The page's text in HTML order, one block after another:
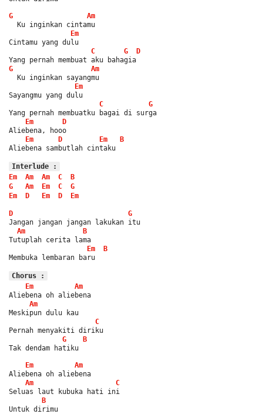
G
Am
  Ku inginkan cintamu
Em
Cintamu yang dulu
C
G
D
Yang pernah membuat aku bahagia
G
Am
  Ku inginkan sayangmu
Em
Sayangmu yang dulu
C
G
Yang pernah membuatku bagai di surga
Em
D
Aliebena, hooo
Em
D Em
B
Aliebena sambutlah cintaku
Interlude :
Em
Am Am C
B
G
Am Em C
G
Em
D Em D Em
D
G
Jangan jangan jangan lakukan itu
Am
B
Tutuplah cerita lama
Em
B
Membuka lembaran baru
Chorus :
Em
Am
Aliebena oh aliebena
Am
Meskipun dulu kau
C
Pernah menyakiti diriku
G
B
Tak dendam hatiku
Em
Am
Aliebena oh aliebena
Am
C
Seluas laut kubuka hati ini
B
Untuk dirimu